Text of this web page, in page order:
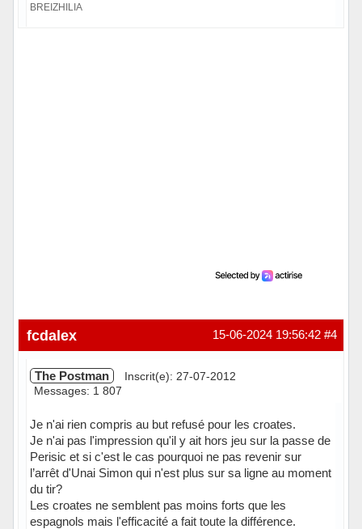
BREIZHILIA
#4
15-06-2024 19:56:42
fcdalex
The Postman
Inscrit(e): 27-07-2012
Messages: 1 807
Je n'ai rien compris au but refusé pour les croates.
Je n'ai pas l'impression qu'il y ait hors jeu sur la passe de
Perisic et si c'est le cas pourquoi ne pas revenir sur
l’arrêt d'Unai Simon qui n'est plus sur sa ligne au moment
du tir?
Les croates ne semblent pas moins forts que les
espagnols mais l'efficacité a fait toute la différence.